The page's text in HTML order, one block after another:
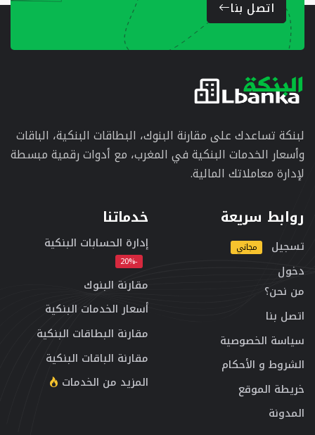
اتصل بنا
لبنكة تساعدك على مقارنة البنوك، البطاقات البنكية، الباقات
وأسعار الخدمات البنكية في المغرب، مع أدوات رقمية مبسطة
لإدارة معاملاتك المالية.
روابط سريعة
تسجيل مجاني
دخول
من نحن؟
اتصل بنا
سياسة الخصوصية
الشروط و الأحكام
خريطة الموقع
المدونة
خدماتنا
إدارة الحسابات البنكية
-20%
مقارنة البنوك
أسعار الخدمات البنكية
مقارنة البطاقات البنكية
مقارنة الباقات البنكية
المزيد من الخدمات